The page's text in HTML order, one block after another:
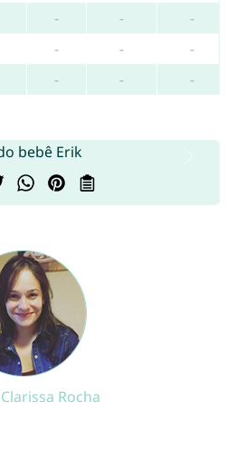
- -
-
- -
-
- - -
Clarissa Rocha